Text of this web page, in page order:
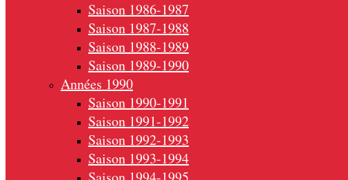
Saison 1986-1987
Saison 1987-1988
Saison 1988-1989
Saison 1989-1990
Années 1990
Saison 1990-1991
Saison 1991-1992
Saison 1992-1993
Saison 1993-1994